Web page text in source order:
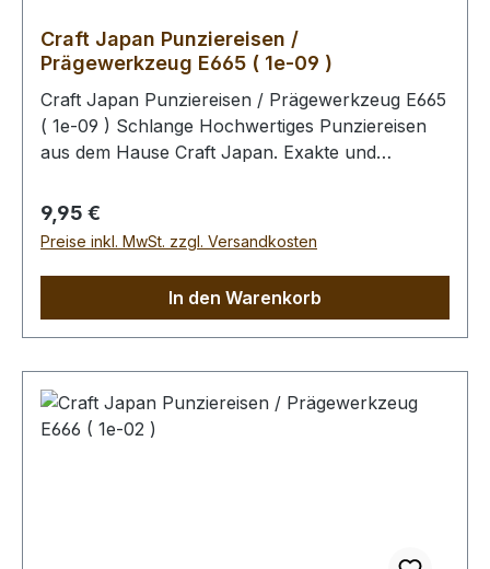
Craft Japan Punziereisen /
Prägewerkzeug E665 ( 1e-09 )
Craft Japan Punziereisen / Prägewerkzeug E665
( 1e-09 ) Schlange Hochwertiges Punziereisen
aus dem Hause Craft Japan. Exakte und
Punziereisen aus. Abmessungen: Breite: 11 mm,
Länge: 15,1 mm Zum Punzieren des Leders bitte
die Oberfläche mit einem Schwamm und
muss saugfähig sein). Im Anschluss kann das
Leder gefärbt werden. Unabhängig davon, ob
abschliessend die Oberfläche mit unserem Leder
- Pflege - Finish zu behandeln (Oberfläche wird
schmutz- und wasserabweisend). Bitte benutzen
Regulärer Preis:
9,95 €
Preise inkl. MwSt. zzgl. Versandkosten
In den Warenkorb